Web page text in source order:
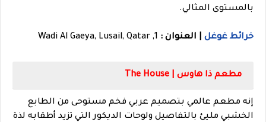
بالمستوى المثالي.
خرائط غوغل | العنوان : 1, Wadi Al Gaeya, Lusail, Qatar
مطعم ذا هاوس | The House
إنه مطعم عالمي بتصميم عربي فخم مستوحى من الطابع
الخشبي مليئ بالتفاصيل ولوحات الديكور التي تزيد أطقابه لذة